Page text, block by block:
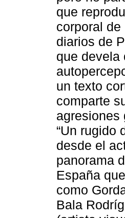
que
corporal
diarios de
que devela
un texto
comparte
agresiones
“Un rugido
desde el
panorama
España
como
Bala